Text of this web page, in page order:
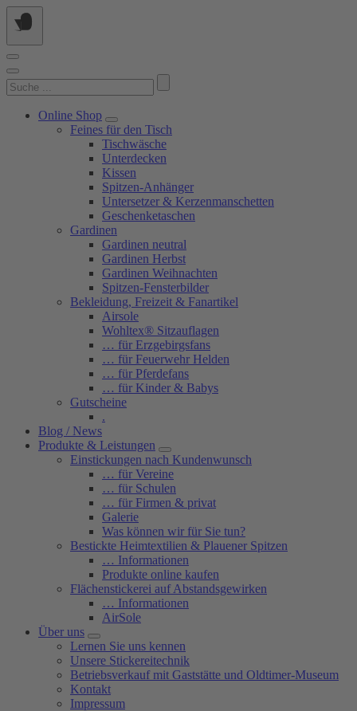
Springe
zum
Suchen
nach:
Online Shop
Feines für den Tisch
Tischwäsche
Unterdecken
Kissen
Spitzen-Anhänger
Untersetzer & Kerzenmanschetten
Geschenketaschen
Gardinen
Gardinen neutral
Gardinen Herbst
Gardinen Weihnachten
Spitzen-Fensterbilder
Bekleidung, Freizeit & Fanartikel
Airsole
Wohltex® Sitzauflagen
… für Erzgebirgsfans
… für Feuerwehr Helden
… für Pferdefans
… für Kinder & Babys
Gutscheine
.
Blog / News
Produkte & Leistungen
Einstickungen nach Kundenwunsch
… für Vereine
… für Schulen
… für Firmen & privat
Galerie
Was können wir für Sie tun?
Bestickte Heimtextilien & Plauener Spitzen
… Informationen
Produkte online kaufen
Flächenstickerei auf Abstandsgewirken
… Informationen
AirSole
Über uns
Lernen Sie uns kennen
Unsere Stickereitechnik
Betriebsverkauf mit Gaststätte und Oldtimer-Museum
Kontakt
Impressum